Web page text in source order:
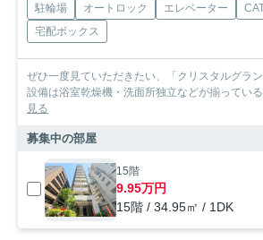
駐輪場 オートロック エレベーター
宅配ボックス
ぜひ一度見ていただきたい、「クリスタルグラ
設備は浴室乾燥機・洗面所独立などが揃っている
見る
募集中の部屋
15階
9.95万円
15階 / 34.95㎡ / 1DK